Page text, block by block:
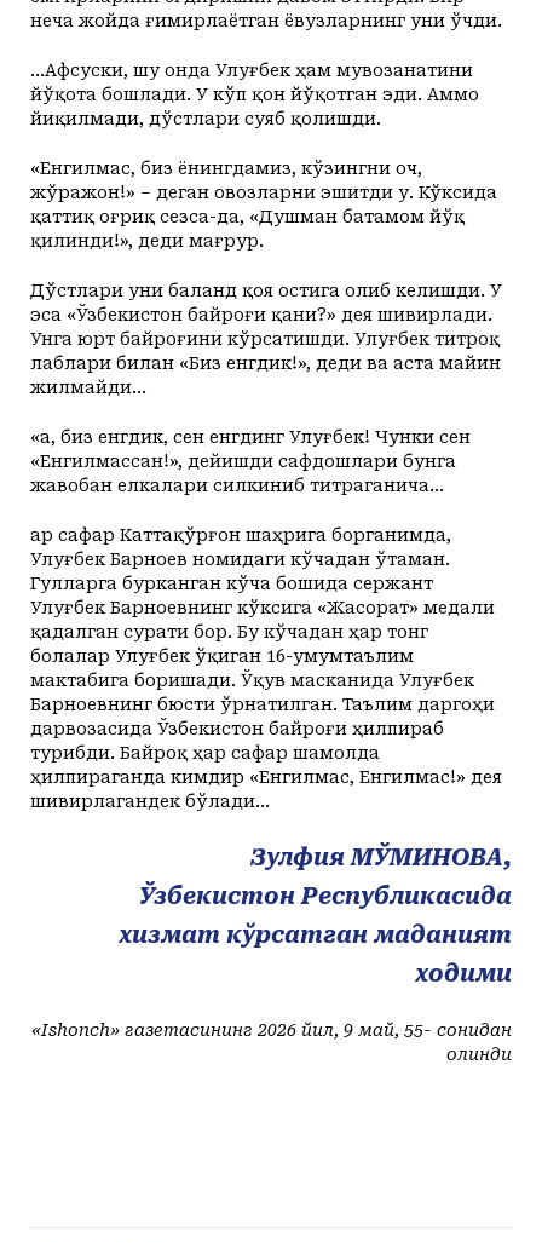
неча жойда ғимирлаётган ёвузларнинг уни ўчди.
...Афсуски, шу онда Улуғбек ҳам мувозанатини
йўқота бошлади. У кўп қон йўқотган эди. Аммо
йиқилмади, дўстлари суяб қолишди.
«Енгилмас, биз ёнингдамиз, кўзингни оч,
жўражон!» – деган овозларни эшитди у. Кўксида
қаттиқ оғриқ сезса-да, «Душман батамом йўқ
қилинди!», деди мағрур.
Дўстлари уни баланд қоя остига олиб келишди. У
эса «Ўзбекистон байроғи қани?» дея шивирлади.
Унга юрт байроғини кўрсатишди. Улуғбек титроқ
лаблари билан «Биз енгдик!», деди ва аста майин
жилмайди…
«Ҳа, биз енгдик, сен енгдинг Улуғбек! Чунки сен
«Енгилмассан!», дейишди сафдошлари бунга
жавобан елкалари силкиниб титраганича…
Ҳар сафар Каттақўрғон шаҳрига борганимда,
Улуғбек Барноев номидаги кўчадан ўтаман.
Гулларга бурканган кўча бошида сержант
Улуғбек Барноевнинг кўксига «Жасорат» медали
қадалган сурати бор. Бу кўчадан ҳар тонг
болалар Улуғбек ўқиган 16-умумтаълим
мактабига боришади. Ўқув масканида Улуғбек
Барноевнинг бюсти ўрнатилган. Таълим даргоҳи
дарвозасида Ўзбекистон байроғи ҳилпираб
турибди. Байроқ ҳар сафар шамолда
ҳилпираганда кимдир «Енгилмас, Енгилмас!» дея
шивирлагандек бўлади…
Зулфия МЎМИНОВА,
Ўзбекистон Республикасида
хизмат кўрсатган маданият
ходими
«Ishonch» газетасининг 2026 йил, 9 май, 55- сонидан
олинди